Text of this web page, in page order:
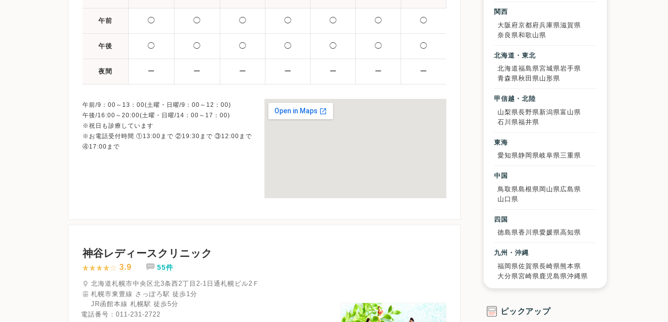
午前 ◯ ◯ ◯ ◯ ◯ ◯ ◯
午後 ◯ ◯ ◯ ◯ ◯ ◯ ◯
夜間 ー ー ー ー ー ー ー
午前/9：00～13：00(土曜・日曜/9：00～12：00)
午後/16:00～20:00(土曜・日曜/14：00～17：00)
※祝日も診療しています
※お電話受付時間 ①13:00まで ②19:30まで ③12:00まで
神谷レディースクリニック
3.9 55件
北海道札幌市中央区北3条西2丁目2-1日通札幌ビル2Ｆ
札幌市東豊線 さっぽろ駅 徒歩1分
JR函館本線 札幌駅 徒歩5分
電話番号： 011-231-2722
関西
大阪府京都府兵庫県滋賀県
奈良県和歌山県
北海道・東北
北海道福島県宮城県岩手県
青森県秋田県山形県
甲信越・北陸
山梨県長野県 新潟県富山県
石川県福井県
東海
愛知県静岡県岐阜県三重県
中国
鳥取県島根県 岡山県 広島県
山口県
四国
徳島県香川県愛媛県高知県
九州・沖縄
福岡県佐賀県長崎県 熊本県
大分県宮崎県 鹿児島県沖縄県
ピックアップ